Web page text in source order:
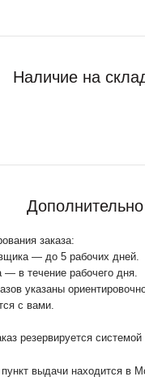
Наличие на
Дополнительно
заказа:
— до 5 рабочих дней.
в течение рабочего дня.
указаны
с вами.
резервируется
выдачи находится в